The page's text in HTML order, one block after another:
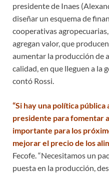
presidente de Inaes
diseñar un esquema de
cooperativas
agregan valor, que
aumentar la producción de
calidad, en que lleguen a la
contó Rossi.
“Si hay una política
presidente para fomentar
importante para los
mejorar el precio de los
Fecofe. “Necesitamos un
puesta en la producción,